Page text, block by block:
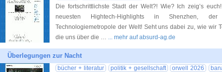
Die fortschrittlichste Stadt der Welt?! Wie? Ich zeig’s
neuesten Hightech-Highlights in Shenzhen,
Technologiemetropole der Welt! Seht uns dabei zu, wie wir
die uns über die … ... mehr auf absurd-ag.de
Überlegungen zur Nacht
bücher + literatur politik + gesellschaft orwell 2026